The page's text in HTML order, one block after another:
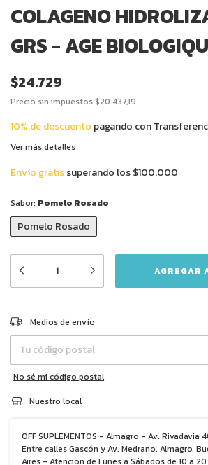
COLAGENO
GRS - AGE
$24.729
Precio sin impuestos$20.437,19
10% de descuento pagando con
Ver más detalles
Envío gratissuperando los$100.000
Sabor: Pomelo Rosado
Pomelo Rosado
Entregas para el CP:
Medios de envío
No sé mi código postal
Nuestro local
OFF SUPLEMENTOS - Almagro - Av. Rivadavia
Entre calles Gascón y Av. Medrano. Almagro,
Aires - Atencion de Lunes a Sábados de 10 a 20